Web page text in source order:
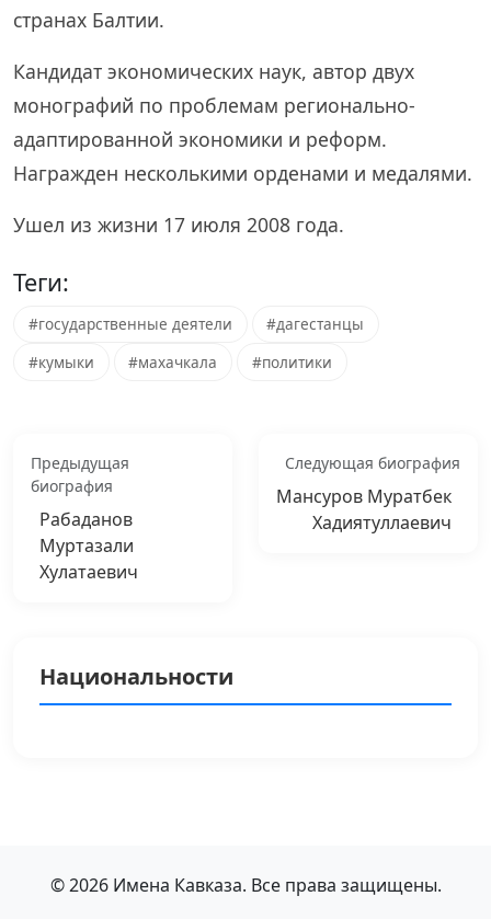
странах Балтии.
Кандидат экономических наук, автор двух
монографий по проблемам регионально-
адаптированной экономики и реформ.
Награжден несколькими орденами и медалями.
Ушел из жизни 17 июля 2008 года.
Теги:
#государственные деятели
#дагестанцы
#кумыки
#махачкала #политики
Предыдущая
биография
Рабаданов
Муртазали
Хулатаевич
Следующая биография
Мансуров Муратбек
Хадиятуллаевич
Национальности
© 2026 Имена Кавказа. Все права защищены.